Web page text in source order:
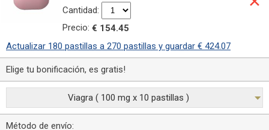
Cantidad:
Precio: € 154.45
Actualizar 180 pastillas a 270 pastillas y guardar € 424.07
Elige tu bonificación, es gratis!
Viagra ( 100 mg x 10 pastillas )
Método de envío: